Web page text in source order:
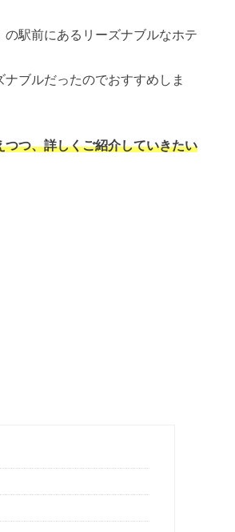
の駅前にあるリーズナブルなホテ
ブルだったのでおすすめしま
つ、詳しくご紹介していきたい